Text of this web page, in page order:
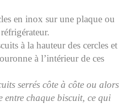
en inox sur une plaque ou
à la hauteur des cercles et
à l’intérieur de ces
serrés côte à côte ou alors
entre chaque biscuit, ce qui